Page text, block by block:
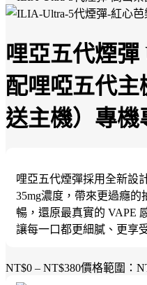
哩亞五代煙彈
配哩啞五代主
送主機）專機
哩亞五代煙彈採用全新設
35mg濃度，帶來更過癮
暢，還原最真實的 VAPE
讓每一口都更細膩、更享
NT$0 – NT$380價格範圍：